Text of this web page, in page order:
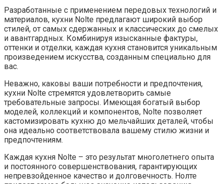
Разработанные с применением передовых технологий и
материалов, кухни Nolte предлагают широкий выбор
стилей, от самых сдержанных и классических до смелых
и авантгардных. Комбинируя изысканные фактуры,
оттенки и отделки, каждая кухня становится уникальным
произведением искусства, созданным специально для
вас.
Неважно, каковы ваши потребности и предпочтения,
кухни Nolte стремятся удовлетворить самые
требовательные запросы. Имеющая богатый выбор
моделей, коллекций и компонентов, Nolte позволяет
кастомизировать кухню до мельчайших деталей, чтобы
она идеально соответствовала вашему стилю жизни и
предпочтениям.
Каждая кухня Nolte – это результат многолетнего опыта
и постоянного совершенствования, гарантирующих
непревзойденное качество и долговечность. Нолте